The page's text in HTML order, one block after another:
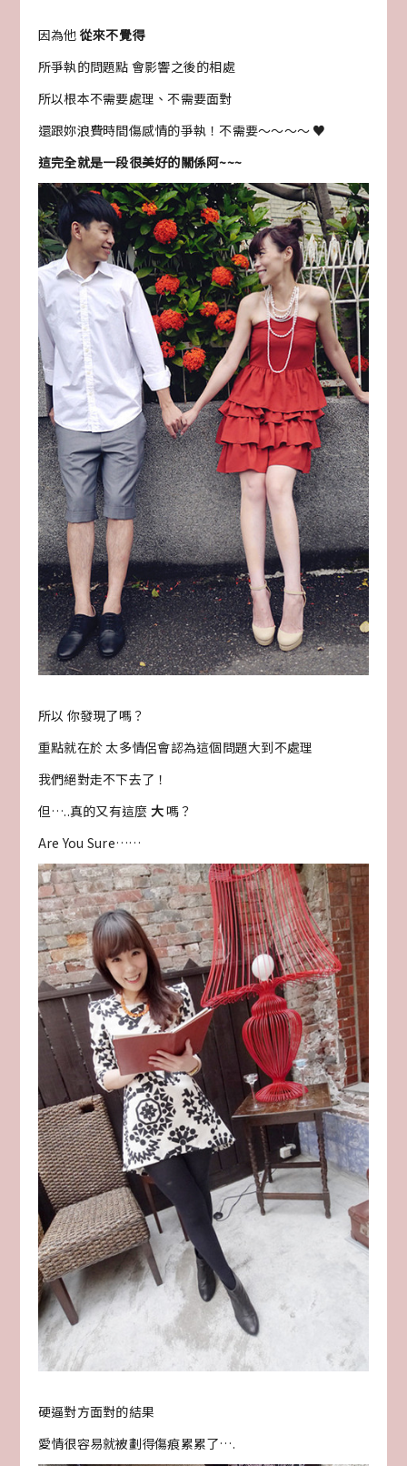
因為他 從來不覺得
所爭執的問題點 會影響之後的相處
所以根本不需要處理、不需要面對
還跟妳浪費時間傷感情的爭執！不需要～～～～ ♥
這完全就是一段很美好的關係阿~~~
所以 你發現了嗎？
重點就在於 太多情侶會認為這個問題大到不處理
我們絕對走不下去了！
但…..真的又有這麼 大嗎？
Are You Sure……
硬逼對方面對的結果
愛情很容易就被劃得傷痕累累了….